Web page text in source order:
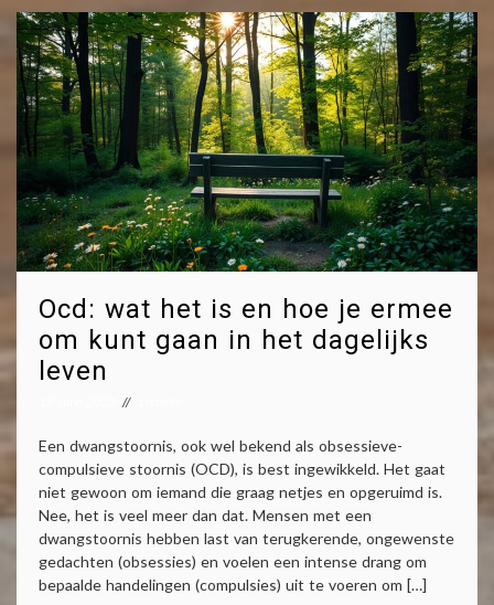
Ocd: wat het is en hoe je ermee
om kunt gaan in het dagelijks
leven
Een dwangstoornis, ook wel bekend als obsessieve-
compulsieve stoornis (OCD), is best ingewikkeld. Het gaat
niet gewoon om iemand die graag netjes en opgeruimd is.
Nee, het is veel meer dan dat. Mensen met een
dwangstoornis hebben last van terugkerende, ongewenste
gedachten (obsessies) en voelen een intense drang om
bepaalde handelingen (compulsies) uit te voeren om […]